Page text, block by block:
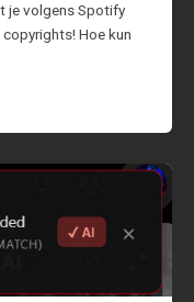
je volgens Spotify
Hoe kun